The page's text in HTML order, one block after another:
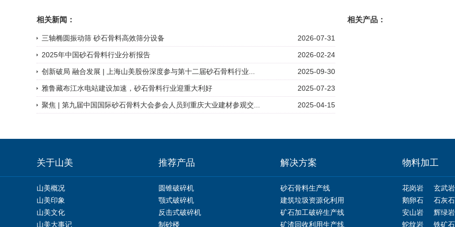
相关新闻：
三轴椭圆振动筛 砂石骨料高效筛分设备 2026-07-31
2025年中国砂石骨料行业分析报告 2026-02-24
创新破局 融合发展 | 上海山美股份深度参与第十二届砂石骨料行业... 2025-09-30
雅鲁藏布江水电站建设加速，砂石骨料行业迎重大利好 2025-07-23
聚焦 | 第九届中国国际砂石骨料大会参会人员到重庆大业建材参观交... 2025-04-15
相关产品：
关于山美 推荐产品 解决方案 物料加工
山美概况
山美印象
山美文化
山美大事记
圆锥破碎机
颚式破碎机
反击式破碎机
制砂楼
砂石骨料生产线
建筑垃圾资源化利用
矿石加工破碎生产线
矿渣回收利用生产线
花岗岩
玄武岩
鹅卵石
石灰石
安山岩
辉绿岩
蛇纹岩
铁矿石